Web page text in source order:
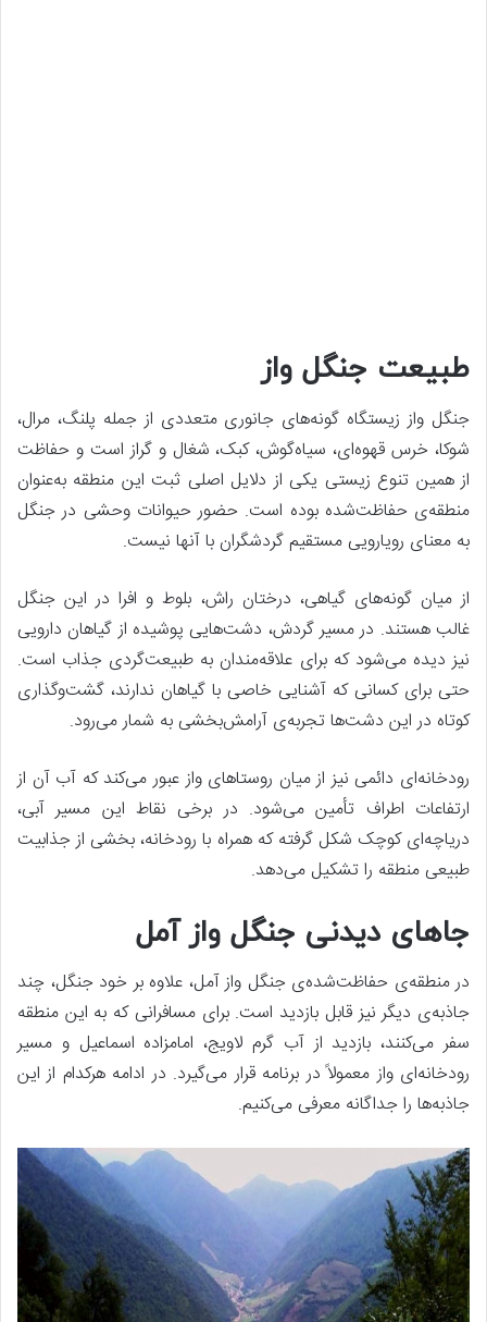
طبیعت جنگل واز
جنگل واز زیستگاه گونه‌های جانوری متعددی از جمله پلنگ، مرال،
شوکا، خرس قهوه‌ای، سیاه‌گوش، کبک، شغال و گراز است و حفاظت
از همین تنوع زیستی یکی از دلایل اصلی ثبت این منطقه به‌عنوان
منطقه‌ی حفاظت‌شده بوده است. حضور حیوانات وحشی در جنگل
به معنای رویارویی مستقیم گردشگران با آنها نیست.
از میان گونه‌های گیاهی، درختان راش، بلوط و افرا در این جنگل
غالب هستند. در مسیر گردش، دشت‌هایی پوشیده از گیاهان دارویی
نیز دیده می‌شود که برای علاقه‌مندان به طبیعت‌گردی جذاب است.
حتی برای کسانی که آشنایی خاصی با گیاهان ندارند، گشت‌وگذاری
کوتاه در این دشت‌ها تجربه‌ی آرامش‌بخشی به شمار می‌رود.
رودخانه‌ای دائمی نیز از میان روستاهای واز عبور می‌کند که آب آن از
ارتفاعات اطراف تأمین می‌شود. در برخی نقاط این مسیر آبی،
دریاچه‌ای کوچک شکل گرفته که همراه با رودخانه، بخشی از جذابیت
طبیعی منطقه را تشکیل می‌دهد.
جاهای دیدنی جنگل واز آمل
در منطقه‌ی حفاظت‌شده‌ی جنگل واز آمل، علاوه بر خود جنگل، چند
جاذبه‌ی دیگر نیز قابل بازدید است. برای مسافرانی که به این منطقه
سفر می‌کنند، بازدید از آب گرم لاویج، امامزاده اسماعیل و مسیر
رودخانه‌ای واز معمولاً در برنامه قرار می‌گیرد. در ادامه هرکدام از این
جاذبه‌ها را جداگانه معرفی می‌کنیم.